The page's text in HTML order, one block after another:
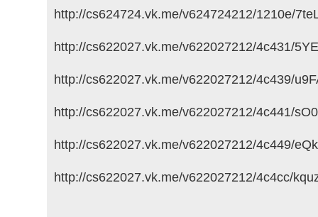
http://cs624724.vk.me/v624724212/1210e/
http://cs622027.vk.me/v622027212/4c431/
http://cs622027.vk.me/v622027212/4c439/
http://cs622027.vk.me/v622027212/4c441/
http://cs622027.vk.me/v622027212/4c449/
http://cs622027.vk.me/v622027212/4c4cc/